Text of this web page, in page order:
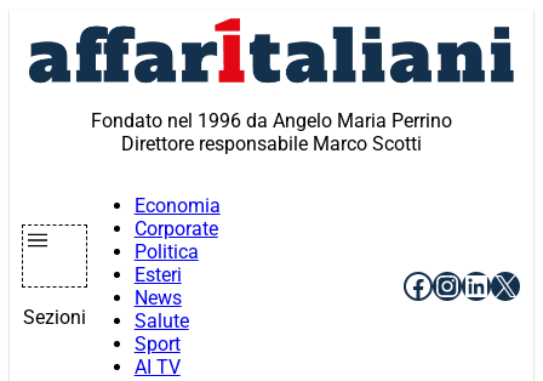
contenuto
Fondato nel 1996 da Angelo Maria Perrino
Direttore responsabile Marco Scotti
Sezioni
Economia
Corporate
Politica
Esteri
News
Salute
Sport
AI TV
Facebook
X